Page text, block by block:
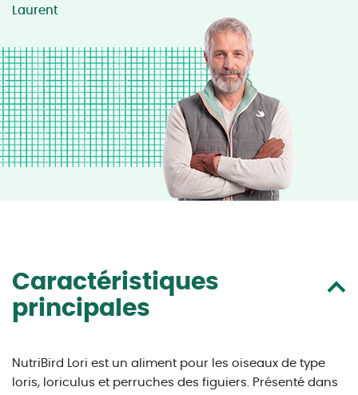
Laurent
Caractéristiques
principales
NutriBird Lori est un aliment pour les oiseaux de type
loris, loriculus et perruches des figuiers. Présenté dans